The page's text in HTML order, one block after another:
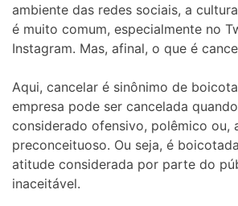
ambiente das redes sociais, a
é muito comum, especialmente no
Instagram. Mas, afinal, o que é
Aqui, cancelar é sinônimo de
empresa pode ser cancelada
considerado ofensivo, polêmico ou,
preconceituoso. Ou seja, é
atitude considerada por parte do
inaceitável.